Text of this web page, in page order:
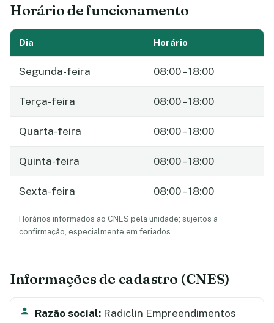
Horário de funcionamento
Dia Horário
Segunda-feira 08:00 – 18:00
Terça-feira 08:00 – 18:00
Quarta-feira 08:00 – 18:00
Quinta-feira 08:00 – 18:00
Sexta-feira 08:00 – 18:00
Horários informados ao CNES pela unidade; sujeitos a
confirmação, especialmente em feriados.
Informações de cadastro (CNES)
Razão social: Radiclin Empreendimentos